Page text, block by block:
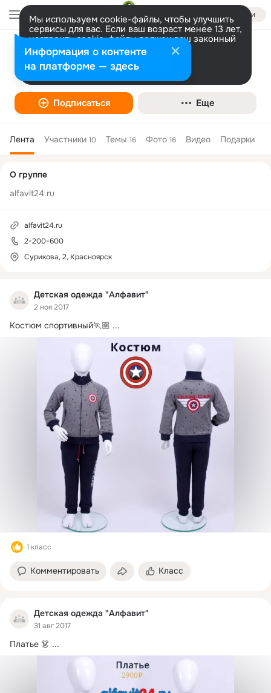
Войти
Мы используем cookie-файлы, чтобы улучшить
сервисы для вас. Если ваш возраст менее 13 лет,
настроить cookie-файлы должен ваш законный
представитель. Больше информации
Разрешить все Настроить
Детская одежда "Алфавит"
Товары и магазины
Подписаться Еще
Лента Участники 10 Темы 16 Фото 16 Видео Подарки
Детская одежда "Алфавит"
2 ноя 2017
Костюм спортивный🏃🏼 ...
1 класс
Комментировать Класс
Детская одежда "Алфавит"
31 авг 2017
Платье 👗 ...
колонка
О группе
alfavit24.ru
alfavit24.ru
2-200-600
Сурикова, 2, Красноярск
Информация о контенте
на платформе — здесь